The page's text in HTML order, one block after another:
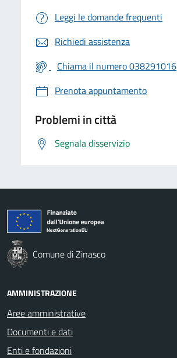
Leggi le domande frequenti
Richiedi assistenza
Chiama il numero 038291016
Prenota appuntamento
Problemi in città
Segnala disservizio
Comune di Zinasco
AMMINISTRAZIONE
Aree amministrative
Documenti e dati
Enti e fondazioni